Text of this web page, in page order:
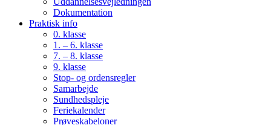
Dokumentation
Praktisk info
0. klasse
1. – 6. klasse
7. – 8. klasse
9. klasse
Stop- og ordensregler
Samarbejde
Sundhedspleje
Feriekalender
Prøveskabeloner